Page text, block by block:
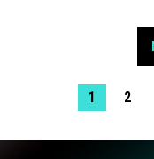
1 2